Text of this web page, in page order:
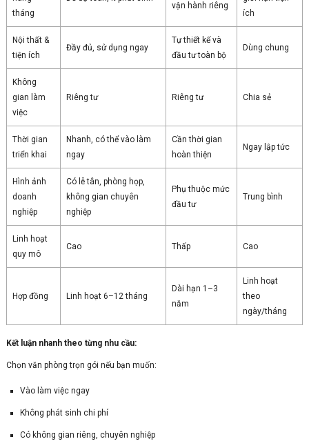
tháng
vận hành riêng
ích
Nội thất &
tiện ích
Đầy đủ, sử dụng ngay
Tự thiết kế và
đầu tư toàn bộ
Dùng chung
Không
gian làm
việc
Riêng tư Riêng tư Chia sẻ
Thời gian
triển khai
Nhanh, có thể vào làm
ngay
Cần thời gian
hoàn thiện
Ngay lập tức
Hình ảnh
doanh
nghiệp
Có lễ tân, phòng họp,
không gian chuyên
nghiệp
Phụ thuộc mức
đầu tư
Trung bình
Linh hoạt
quy mô
Cao Thấp Cao
Hợp đồng Linh hoạt 6–12 tháng
Dài hạn 1–3
năm
Linh hoạt
theo
ngày/tháng
Kết luận nhanh theo từng nhu cầu:
Chọn văn phòng trọn gói nếu bạn muốn:
Vào làm việc ngay
Không phát sinh chi phí
Có không gian riêng, chuyên nghiệp